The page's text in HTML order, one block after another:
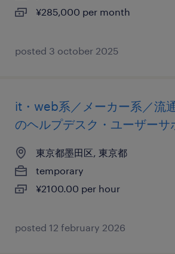
¥285,000 per month
posted 3 october 2025
it・web系／メーカー系／流
のヘルプデスク・ユーザーサ
東京都墨田区, 東京都
temporary
¥2100.00 per hour
posted 12 february 2026